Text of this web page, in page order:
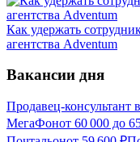
Как удержать
агентства Adventum
Вакансии дня
Продавец-консультант в
МегаФонот 60 000 до